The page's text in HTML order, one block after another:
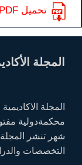
تحميل PDF
المجلة
المجلة
محكمةدولية
شهر تنشر المجلة
التخصصات